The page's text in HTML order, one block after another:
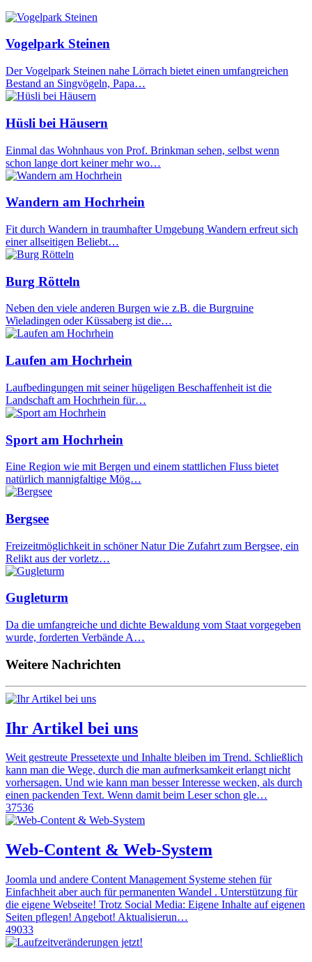
Vogelpark Steinen
Der Vogelpark Steinen nahe Lörrach bietet einen umfangreichen
Bestand an Singvögeln, Papa…
Hüsli bei Häusern
Einmal das Wohnhaus von Prof. Brinkman sehen, selbst wenn
schon lange dort keiner mehr wo…
Wandern am Hochrhein
Fit durch Wandern in traumhafter Umgebung Wandern erfreut sich
einer allseitigen Beliebt…
Burg Rötteln
Neben den viele anderen Burgen wie z.B. die Burgruine
Wieladingen oder Küssaberg ist die…
Laufen am Hochrhein
Laufbedingungen mit seiner hügeligen Beschaffenheit ist die
Landschaft am Hochrhein für…
Sport am Hochrhein
Eine Region wie mit Bergen und einem stattlichen Fluss bietet
natürlich mannigfaltige Mög…
Bergsee
Freizeitmöglichkeit in schöner Natur Die Zufahrt zum Bergsee, ein
Relikt aus der vorletz…
Gugleturm
Da die umfangreiche und dichte Bewaldung vom Staat vorgegeben
wurde, forderten Verbände A…
Weitere Nachrichten
Ihr Artikel bei uns
Weit gestreute Pressetexte und Inhalte bleiben im Trend. Schließlich
kann man die Wege, durch die man aufmerksamkeit erlangt nicht
vorhersagen. Und wie kann man besser Interesse wecken, als durch
einen packenden Text. Wenn damit beim Leser schon gle…
37536
Web-Content & Web-System
Joomla und andere Content Management Systeme stehen für
Einfachheit aber auch für permanenten Wandel . Unterstützung für
die eigene Webseite! Trotz Social Media: Eigene Inhalte auf eigenen
Seiten pflegen! Angebot! Aktualisierun…
49033